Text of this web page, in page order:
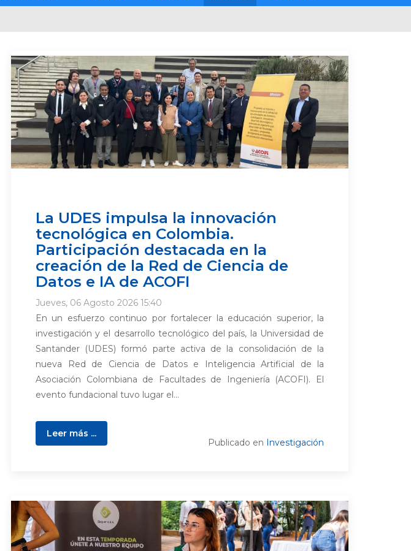
La UDES impulsa la innovación
tecnológica en Colombia.
Participación destacada en la
creación de la Red de Ciencia de
Datos e IA de ACOFI
Jueves, 06 Agosto 2026 15:40
En un esfuerzo continuo por fortalecer la educación superior, la
investigación y el desarrollo tecnológico del país, la Universidad de
Santander (UDES) formó parte activa de la consolidación de la
nueva Red de Ciencia de Datos e Inteligencia Artificial de la
Asociación Colombiana de Facultades de Ingeniería (ACOFI). El
evento fundacional tuvo lugar el...
Leer más ...
Publicado en Investigación